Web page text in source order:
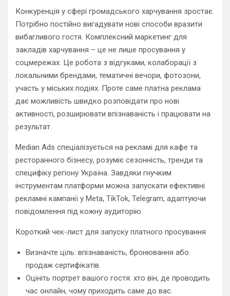
Конкуренція у сфері громадського харчування зростає.
Потрібно постійно вигадувати нові способи вразити
вибагливого гостя. Комплексний маркетинг для
закладів харчування – це не лише просування у
соцмережах. Це робота з відгуками, колаборації з
локальними брендами, тематичні вечори, фотозони,
участь у міських подіях. Проте саме платна реклама
дає можливість швидко розповідати про нові
активності, розширювати впізнаваність і працювати на
результат.
Median Ads спеціалізується на рекламі для кафе та
ресторанного бізнесу, розуміє сезонність, тренди та
специфіку регіону Україна. Завдяки гнучким
інструментам платформи можна запускати ефективні
рекламні кампанії у Meta, TikTok, Telegram, адаптуючи
повідомлення під кожну аудиторію.
Короткий чек-лист для запуску платного просування
Визначте ціль: впізнаваність, бронювання або
продаж сертифікатів.
Оцініть портрет вашого гостя: хто він, де проводить
час онлайн, чому приходить саме до вас.